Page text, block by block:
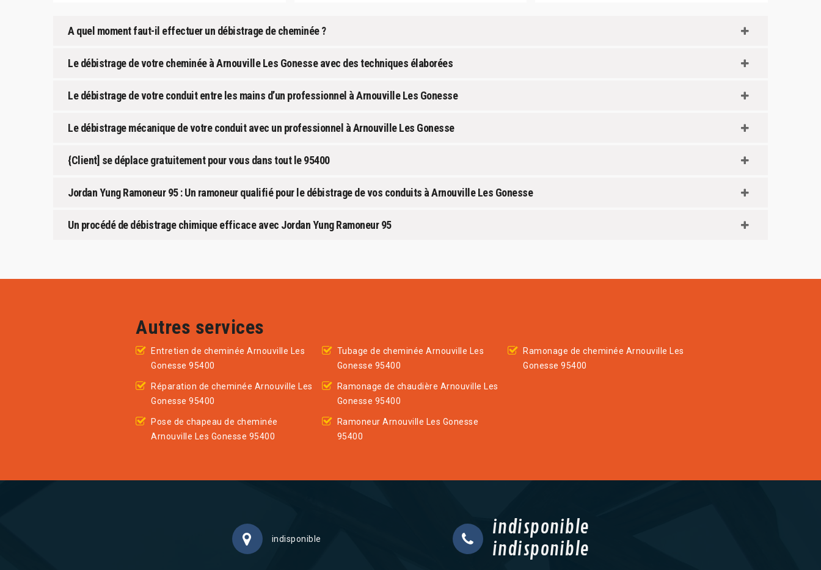
A quel moment faut-il effectuer un débistrage de cheminée ?
Le débistrage de votre cheminée à Arnouville Les Gonesse avec des techniques élaborées
Le débistrage de votre conduit entre les mains d’un professionnel à Arnouville Les Gonesse
Le débistrage mécanique de votre conduit avec un professionnel à Arnouville Les Gonesse
{Client] se déplace gratuitement pour vous dans tout le 95400
Jordan Yung Ramoneur 95 : Un ramoneur qualifié pour le débistrage de vos conduits à Arnouville Les Gonesse
Un procédé de débistrage chimique efficace avec Jordan Yung Ramoneur 95
Autres services
Entretien de cheminée Arnouville Les
Gonesse 95400
Réparation de cheminée Arnouville Les
Gonesse 95400
Pose de chapeau de cheminée
Arnouville Les Gonesse 95400
Tubage de cheminée Arnouville Les
Gonesse 95400
Ramonage de chaudière Arnouville Les
Gonesse 95400
Ramoneur Arnouville Les Gonesse
95400
Ramonage de cheminée Arnouville Les
Gonesse 95400
indisponible
indisponible
indisponible